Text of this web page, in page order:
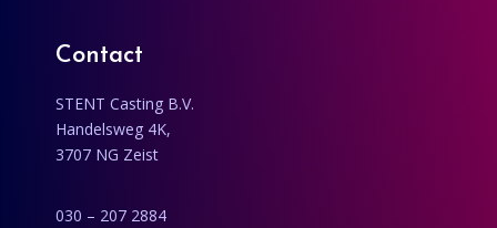
Contact
STENT Casting B.V.
Handelsweg 4K,
3707 NG Zeist
030 – 207 2884